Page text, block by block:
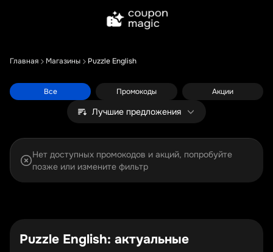
Главная Магазины Puzzle English
Все Промокоды Акции
Лучшие предложения
Нет доступных промокодов и акций, попробуйте
позже или измените фильтр
Puzzle English: актуальные